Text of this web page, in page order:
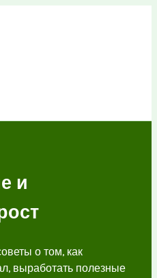
и
о том, как
выработать полезные